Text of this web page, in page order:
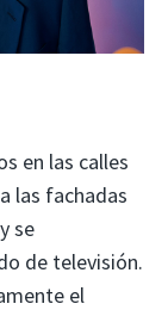
en las calles
las fachadas
se
de televisión.
el